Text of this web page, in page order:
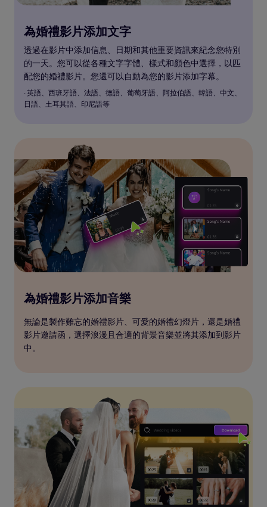
為婚禮影片添加文字
透過在影片中添加信息、日期和其他重要資訊來紀念您特別
的一天。您可以從各種文字字體、樣式和顏色中選擇，以匹
配您的婚禮影片。您還可以自動為您的影片添加字幕。
· 英語、西班牙語、法語、德語、葡萄牙語、阿拉伯語、韓語、中文、
日語、土耳其語、印尼語等
為婚禮影片添加音樂
無論是製作難忘的婚禮影片、可愛的婚禮幻燈片，還是婚禮
影片邀請函，選擇浪漫且合適的背景音樂並將其添加到影片
中。